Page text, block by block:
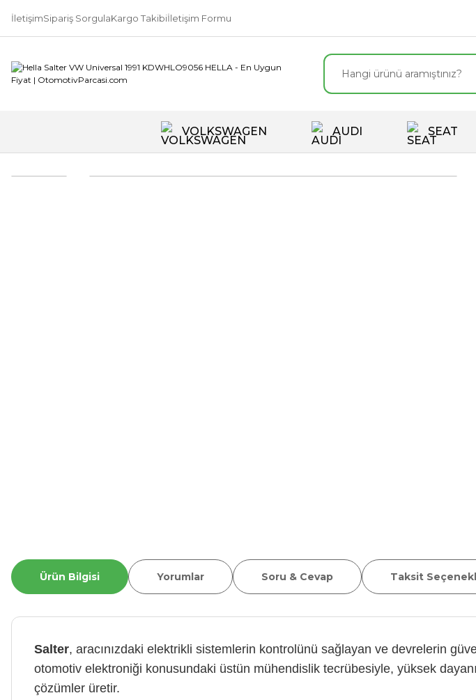
İletişimSipariş SorgulaKargo Takibiİletişim Formu
VOLKSWAGEN AUDI SEAT
Ürün Bilgisi Yorumlar Soru & Cevap Taksit
Salter, aracınızdaki elektrikli sistemlerin kontrolünü sağlayan ve devrelerin
otomotiv elektroniği konusundaki üstün mühendislik tecrübesiyle, yüksek
çözümler üretir.